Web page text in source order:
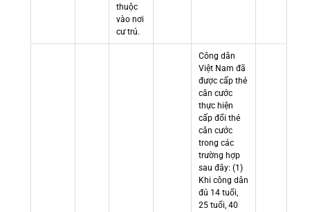
thuộc
vào nơi
cư trú.
Công dân
Việt Nam đã
được cấp thẻ
căn cước
thực hiện
cấp đổi thẻ
căn cước
trong các
trường hợp
sau đây: (1)
Khi công dân
đủ 14 tuổi,
25 tuổi, 40